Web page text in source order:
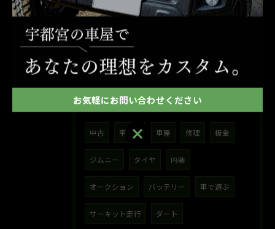
2026/01/01
今年の初詣
タグ Tags
中古 宇都宮 車屋 修理 板金
ジムニー タイヤ 内装
オークション バッテリー 車で遊ぶ
サーキット走行 ダート
お気軽にお問い合わせください
お気軽にお問い合わせください